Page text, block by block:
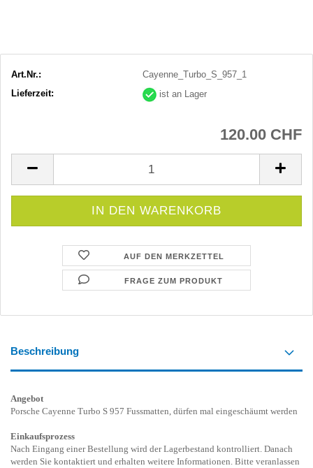
Art.Nr.:
Cayenne_Turbo_S_957_1
Lieferzeit:
ist an Lager
120.00 CHF
AUF DEN MERKZETTEL
FRAGE ZUM PRODUKT
Beschreibung
Angebot
Porsche Cayenne Turbo S 957 Fussmatten, dürfen mal eingeschäumt werden
Einkaufsprozess
Nach Eingang einer Bestellung wird der Lagerbestand kontrolliert. Danach
werden Sie kontaktiert und erhalten weitere Informationen. Bitte veranlassen